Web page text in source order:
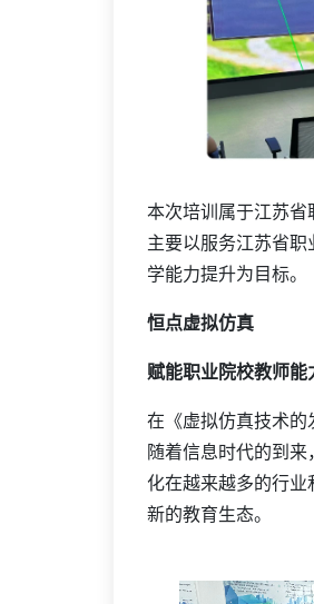
本次培训属于江苏省
主要以服务江苏省
学能力提升为目标。
恒点虚拟仿真
赋能职业院校教师能
在《虚拟仿真技术的
随着信息时代的到
化在越来越多的行
新的教育生态。